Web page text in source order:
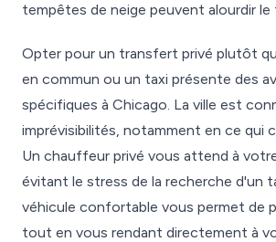
tempêtes de neige peuvent alourdir le
Opter pour un transfert privé plutôt
en commun ou un taxi présente des
spécifiques à Chicago. La ville est
imprévisibilités, notamment en ce qui
Un chauffeur privé vous attend à
évitant le stress de la recherche d'un
véhicule confortable vous permet de
tout en vous rendant directement à